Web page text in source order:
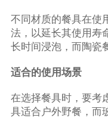
不同材质的餐具在使
法，以延长其使用寿
长时间浸泡，而陶瓷
适合的使用场景
在选择餐具时，要考
具适合户外野餐，而